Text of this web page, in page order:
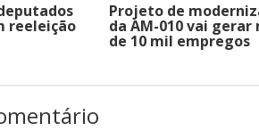
reeleição
Projeto de
da AM-010 vai gerar
de 10 mil empregos